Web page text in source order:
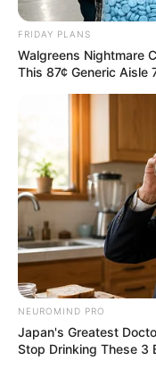
Decor Fácil
FRIDAY PLANS
Walgreens Nightmare
This 87¢ Generic Aisle
NEUROMIND PRO
Japan's Greatest
Stop Drinking These 3